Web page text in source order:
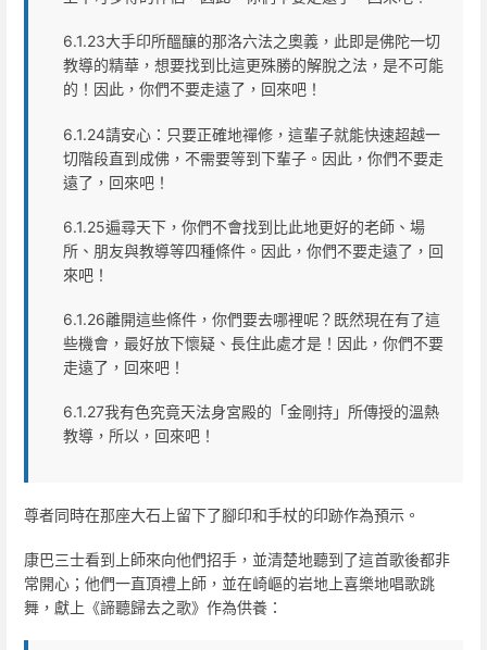
6.1.23大手印所醞釀的那洛六法之奧義，此即是佛陀一切
教導的精華，想要找到比這更殊勝的解脫之法，是不可能
的！因此，你們不要走遠了，回來吧！
6.1.24請安心：只要正確地禪修，這輩子就能快速超越一
切階段直到成佛，不需要等到下輩子。因此，你們不要走
遠了，回來吧！
6.1.25遍尋天下，你們不會找到比此地更好的老師、場
所、朋友與教導等四種條件。因此，你們不要走遠了，回
來吧！
6.1.26離開這些條件，你們要去哪裡呢？既然現在有了這
些機會，最好放下懷疑、長住此處才是！因此，你們不要
走遠了，回來吧！
6.1.27我有色究竟天法身宮殿的「金剛持」所傳授的溫熱
教導，所以，回來吧！
尊者同時在那座大石上留下了腳印和手杖的印跡作為預示。
康巴三士看到上師來向他們招手，並清楚地聽到了這首歌後都非
常開心；他們一直頂禮上師，並在崎嶇的岩地上喜樂地唱歌跳
舞，獻上《諦聽歸去之歌》作為供養：